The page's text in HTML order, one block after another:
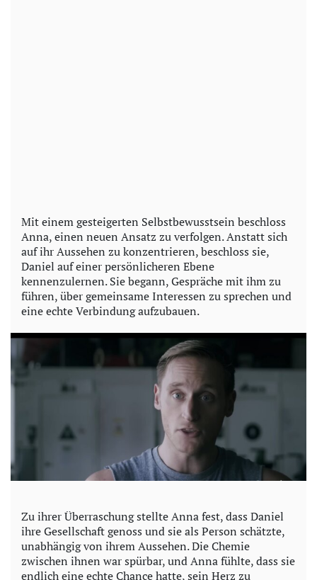
Mit einem gesteigerten Selbstbewusstsein beschloss
Anna, einen neuen Ansatz zu verfolgen. Anstatt sich
auf ihr Aussehen zu konzentrieren, beschloss sie,
Daniel auf einer persönlicheren Ebene
kennenzulernen. Sie begann, Gespräche mit ihm zu
führen, über gemeinsame Interessen zu sprechen und
eine echte Verbindung aufzubauen.
Zu ihrer Überraschung stellte Anna fest, dass Daniel
ihre Gesellschaft genoss und sie als Person schätzte,
unabhängig von ihrem Aussehen. Die Chemie
zwischen ihnen war spürbar, und Anna fühlte, dass sie
endlich eine echte Chance hatte, sein Herz zu